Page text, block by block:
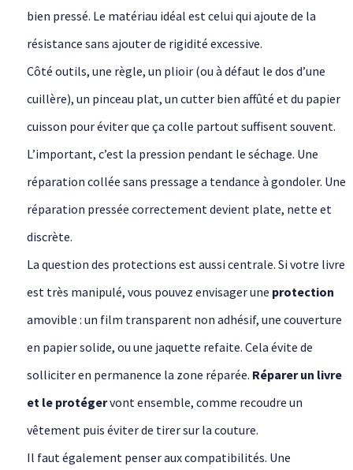
bien pressé. Le matériau idéal est celui qui ajoute de la
résistance sans ajouter de rigidité excessive.
Côté outils, une règle, un plioir (ou à défaut le dos d’une
cuillère), un pinceau plat, un cutter bien affûté et du papier
cuisson pour éviter que ça colle partout suffisent souvent.
L’important, c’est la pression pendant le séchage. Une
réparation collée sans pressage a tendance à gondoler. Une
réparation pressée correctement devient plate, nette et
discrète.
La question des protections est aussi centrale. Si votre livre
est très manipulé, vous pouvez envisager une protection
amovible : un film transparent non adhésif, une couverture
en papier solide, ou une jaquette refaite. Cela évite de
solliciter en permanence la zone réparée. Réparer un livre
et le protégervont ensemble, comme recoudre un
vêtement puis éviter de tirer sur la couture.
Il faut également penser aux compatibilités. Une